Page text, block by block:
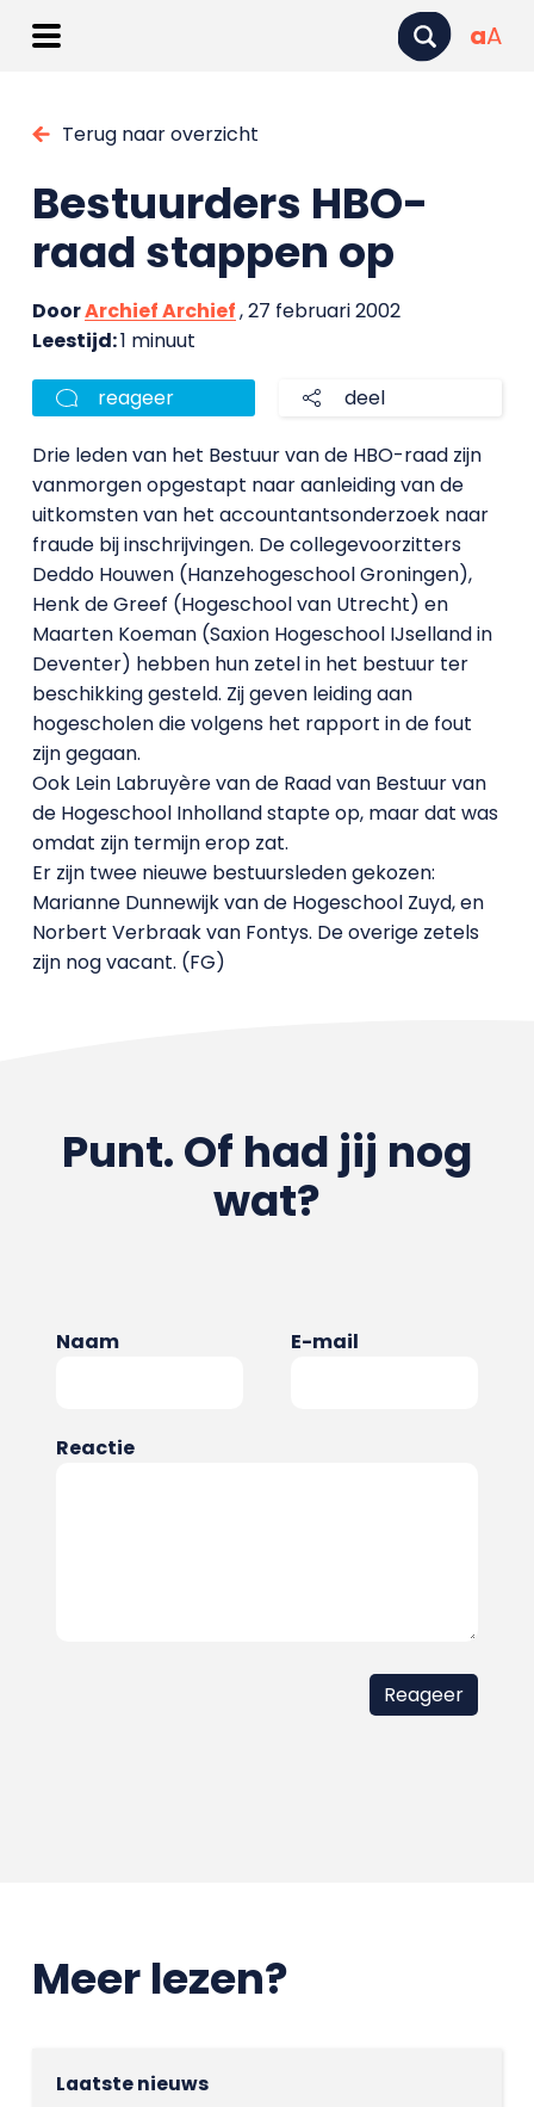
aA
Terug naar overzicht
Bestuurders HBO-
raad stappen op
DoorArchief Archief, 27 februari 2002
Leestijd:1 minuut
reageer deel
Drie leden van het Bestuur van de HBO-raad zijn
vanmorgen opgestapt naar aanleiding van de
uitkomsten van het accountantsonderzoek naar
fraude bij inschrijvingen. De collegevoorzitters
Deddo Houwen (Hanzehogeschool Groningen),
Henk de Greef (Hogeschool van Utrecht) en
Maarten Koeman (Saxion Hogeschool IJselland in
Deventer) hebben hun zetel in het bestuur ter
beschikking gesteld. Zij geven leiding aan
hogescholen die volgens het rapport in de fout
zijn gegaan.
Ook Lein Labruyère van de Raad van Bestuur van
de Hogeschool Inholland stapte op, maar dat was
omdat zijn termijn erop zat.
Er zijn twee nieuwe bestuursleden gekozen:
Marianne Dunnewijk van de Hogeschool Zuyd, en
Norbert Verbraak van Fontys. De overige zetels
zijn nog vacant. (FG)
Punt. Of had jij nog
wat?
Naam E-mail
Reactie
Meer lezen?
Laatste nieuws